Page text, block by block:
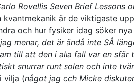
Rovellis Seven Brief Lessons
är de viktigaste
och hur fysiker idag söker
jag menar, det är ändå inte SÅ
till att den i alla fall var en sfär
snurrar runt solen och inte
vilja (något jag och Micke